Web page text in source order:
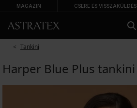
MAGAZIN CSERE ÉS VISSZAKÜLDÉS
Tankini
Harper Blue Plus tankini